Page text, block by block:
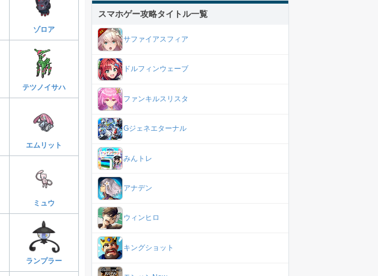
ゾロア
テツノイサハ
エムリット
ミュウ
ランプラー
スマホゲー攻略タイトル一覧
サファイアスフィア
ドルフィンウェーブ
ファンキルスリスタ
Gジェネエターナル
みんトレ
アナデン
ウィンヒロ
キングショット